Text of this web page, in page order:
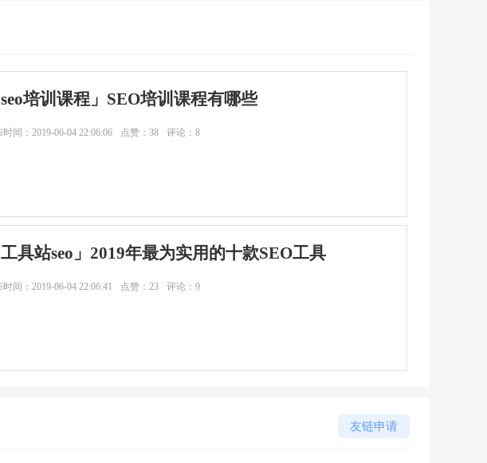
seo培训课程」SEO培训课程有哪些
间： 2019-06-04 22:06:06 点赞：38 评论：8
工具站seo」2019年最为实用的十款SEO工具
间： 2019-06-04 22:06:41 点赞：23 评论：9
友链申请